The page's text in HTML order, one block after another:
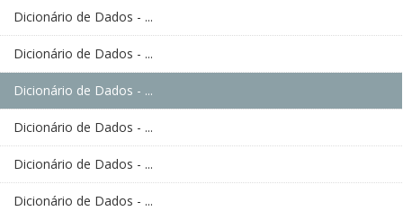
Dicionário de Dados - ...
Dicionário de Dados - ...
Dicionário de Dados - ...
Dicionário de Dados - ...
Dicionário de Dados - ...
Dicionário de Dados - ...